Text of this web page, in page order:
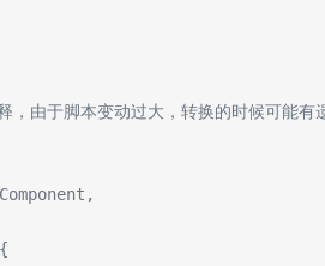
，由于脚本变动过大，转换的时候可能有